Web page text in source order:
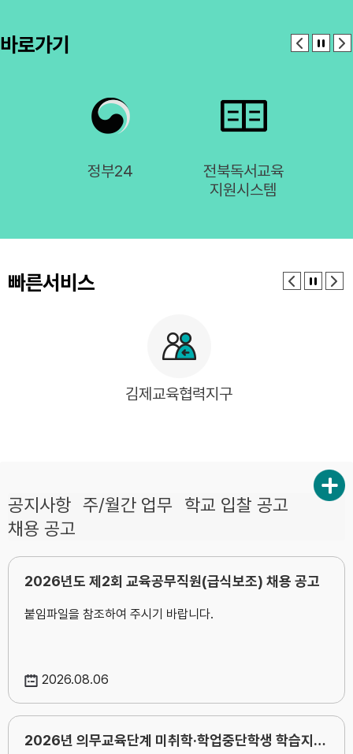
바로가기
정부24
전북독서교육
지원시스템
빠른서비스
김제교육협력지구
공지사항 주/월간 업무
학교 입찰 공고
채용 공고
2026년도 제2회 교육공무직원(급식보조) 채용 공고
붙임파일을 참조하여 주시기 바랍니다.
2026 08.06
2026년 의무교육단계 미취학·학업중단학생 학습지원 사업 하반기 학력인정평가(제18차)시행